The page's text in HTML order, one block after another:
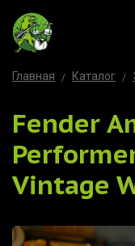
Главная Каталог
Fender
Vintage